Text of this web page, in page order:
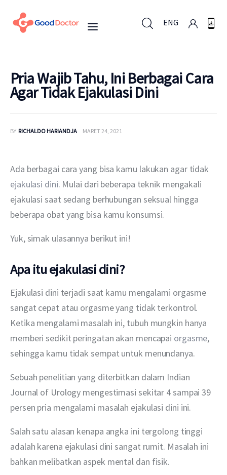
ENG
Mengapa Good Doctor
Berita
Layanan
Pria Wajib Tahu, Ini Berbagai Cara
Agar Tidak Ejakulasi Dini
BY RICHALDO HARIANDJA MARET 24, 2021
Ada berbagai cara yang bisa kamu lakukan agar tidak
ejakulasi dini. Mulai dari beberapa teknik mengakali
ejakulasi saat sedang berhubungan seksual hingga
beberapa obat yang bisa kamu konsumsi.
Yuk, simak ulasannya berikut ini!
Apa itu ejakulasi dini?
Ejakulasi dini terjadi saat kamu mengalami orgasme
sangat cepat atau orgasme yang tidak terkontrol.
Ketika mengalami masalah ini, tubuh mungkin hanya
memberi sedikit peringatan akan mencapai orgasme,
sehingga kamu tidak sempat untuk menundanya.
Sebuah penelitian yang diterbitkan dalam Indian
Journal of Urology mengestimasi sekitar 4 sampai 39
persen pria mengalami masalah ejakulasi dini ini.
Salah satu alasan kenapa angka ini tergolong tinggi
adalah karena ejakulasi dini sangat rumit. Masalah ini
bahkan melibatkan aspek mental dan fisik.